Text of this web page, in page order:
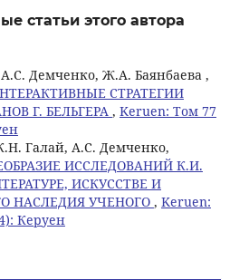
статьи этого автора
Демченко, Ж.А. Баянбаева ,
СТРАТЕГИИ
Г. БЕЛЬГЕРА , Keruen: Том 77
Галай, А.С. Демченко,
ИССЛЕДОВАНИЙ К.И.
ИСКУССТВЕ И
НАСЛЕДИЯ УЧЕНОГО , Keruen:
Керуен